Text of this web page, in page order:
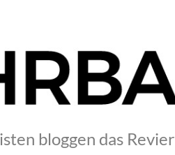
bloggen das Revier